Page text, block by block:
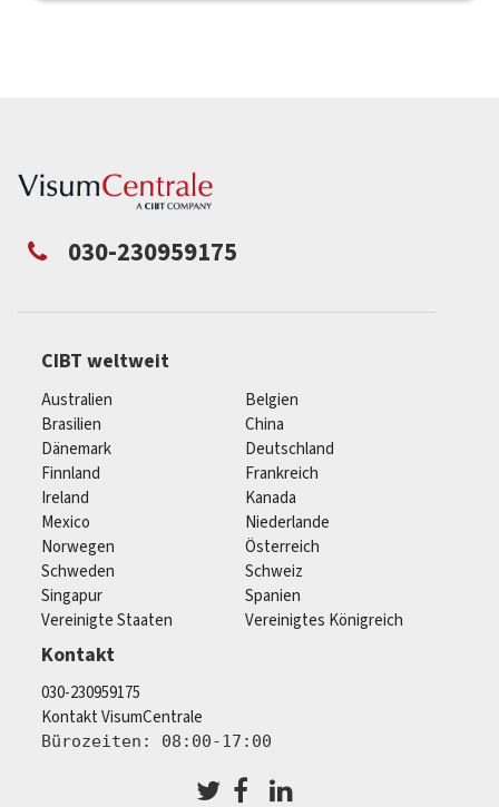
030-230959175
CIBT weltweit
Australien
Belgien
Brasilien
China
Dänemark
Deutschland
Finnland
Frankreich
Ireland
Kanada
Mexico
Niederlande
Norwegen
Österreich
Schweden
Schweiz
Singapur
Spanien
Vereinigte Staaten
Vereinigtes Königreich
Kontakt
030-230959175
Kontakt VisumCentrale
Bürozeiten: 08:00-17:00